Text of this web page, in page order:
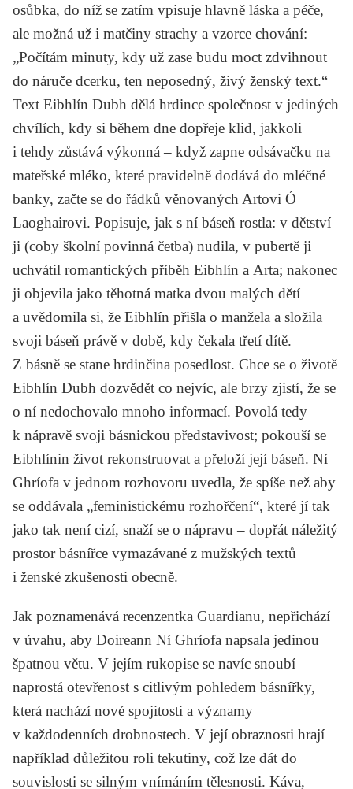
osůbka, do níž se zatím vpisuje hlavně láska a péče,
ale možná už i matčiny strachy a vzorce chování:
„Počítám minuty, kdy už zase budu moct zdvihnout
do náruče dcerku, ten neposedný, živý ženský text.“
Text Eibhlín Dubh dělá hrdince společnost v jediných
chvílích, kdy si během dne dopřeje klid, jakkoli
i tehdy zůstává výkonná – když zapne odsávačku na
mateřské mléko, které pravidelně dodává do mléčné
banky, začte se do řádků věnovaných Artovi Ó
Laoghairovi. Popisuje, jak s ní báseň rostla: v dětství
ji (coby školní povinná četba) nudila, v pubertě ji
uchvátil romantických příběh Eibhlín a Arta; nakonec
ji objevila jako těhotná matka dvou malých dětí
a uvědomila si, že Eibhlín přišla o manžela a složila
svoji báseň právě v době, kdy čekala třetí dítě.
Z básně se stane hrdinčina posedlost. Chce se o životě
Eibhlín Dubh dozvědět co nejvíc, ale brzy zjistí, že se
o ní nedochovalo mnoho informací. Povolá tedy
k nápravě svoji básnickou představivost; pokouší se
Eibhlínin život rekonstruovat a přeloží její báseň. Ní
Ghríofa v jednom rozhovoru uvedla, že spíše než aby
se oddávala „feministickému rozhořčení“, které jí tak
jako tak není cizí, snaží se o nápravu – dopřát náležitý
prostor básnířce vymazávané z mužských textů
i ženské zkušenosti obecně.
Jak poznamenává recenzentka Guardianu, nepřichází
v úvahu, aby Doireann Ní Ghríofa napsala jedinou
špatnou větu. V jejím rukopise se navíc snoubí
naprostá otevřenost s citlivým pohledem básnířky,
která nachází nové spojitosti a významy
v každodenních drobnostech. V její obraznosti hrají
například důležitou roli tekutiny, což lze dát do
souvislosti se silným vnímáním tělesnosti. Káva,